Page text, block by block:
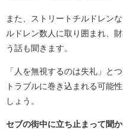
また、ストリートチルドレン
ルドレン数人に取り囲まれ、
う話も聞きます。
「人を無視するのは失礼」と
トラブルに巻き込まれる可能
しょう。
セブの街中に立ち止まって聞